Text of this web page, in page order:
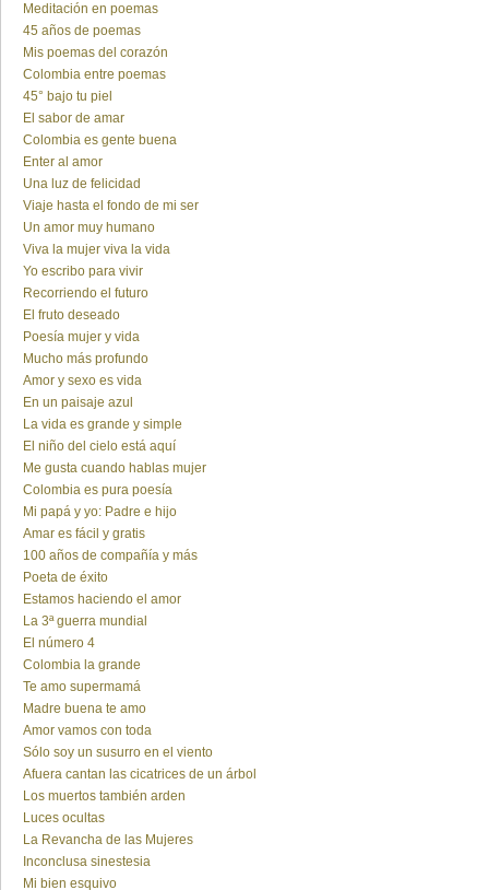
Meditación en poemas
45 años de poemas
Mis poemas del corazón
Colombia entre poemas
45° bajo tu piel
El sabor de amar
Colombia es gente buena
Enter al amor
Una luz de felicidad
Viaje hasta el fondo de mi ser
Un amor muy humano
Viva la mujer viva la vida
Yo escribo para vivir
Recorriendo el futuro
El fruto deseado
Poesía mujer y vida
Mucho más profundo
Amor y sexo es vida
En un paisaje azul
La vida es grande y simple
El niño del cielo está aquí
Me gusta cuando hablas mujer
Colombia es pura poesía
Mi papá y yo: Padre e hijo
Amar es fácil y gratis
100 años de compañía y más
Poeta de éxito
Estamos haciendo el amor
La 3ª guerra mundial
El número 4
Colombia la grande
Te amo supermamá
Madre buena te amo
Amor vamos con toda
Sólo soy un susurro en el viento
Afuera cantan las cicatrices de un árbol
Los muertos también arden
Luces ocultas
La Revancha de las Mujeres
Inconclusa sinestesia
Mi bien esquivo